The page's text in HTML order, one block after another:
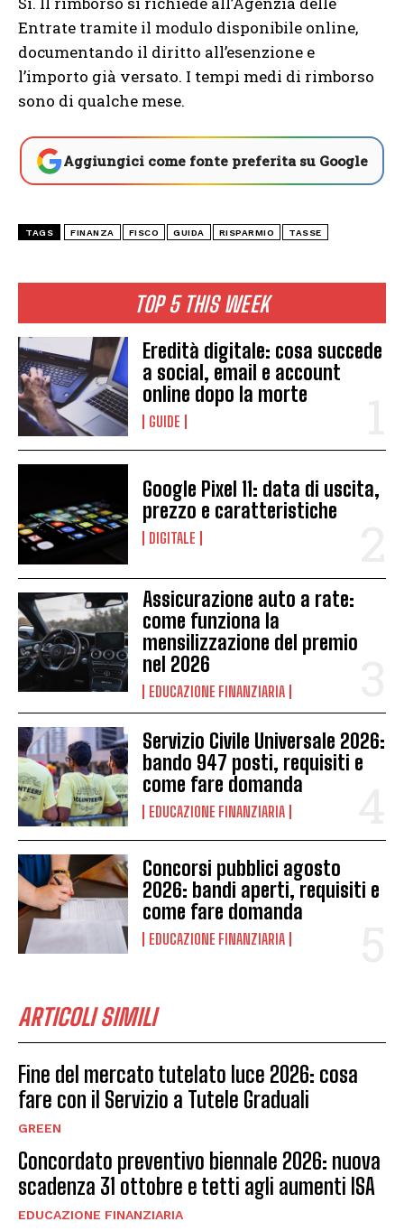
TOP 5 THIS WEEK
Eredità digitale: cosa succede
a social, email e account
online dopo la morte
GUIDE
Google Pixel 11: data di uscita,
prezzo e caratteristiche
DIGITALE
Assicurazione auto a rate:
come funziona la
mensilizzazione del premio
nel 2026
EDUCAZIONE FINANZIARIA
Servizio Civile Universale 2026:
bando 947 posti, requisiti e
come fare domanda
EDUCAZIONE FINANZIARIA
Concorsi pubblici agosto
2026: bandi aperti, requisiti e
come fare domanda
EDUCAZIONE FINANZIARIA
ARTICOLI SIMILI
Fine del mercato tutelato luce 2026: cosa
fare con il Servizio a Tutele Graduali
GREEN
Concordato preventivo biennale 2026: nuova
scadenza 31 ottobre e tetti agli aumenti ISA
EDUCAZIONE FINANZIARIA
Entrate tramite il modulo disponibile online,
documentando il diritto all’esenzione e
l’importo già versato. I tempi medi di rimborso
sono di qualche mese.
Aggiungici come fonte preferita su Google
TAGS FINANZA FISCO GUIDA RISPARMIO TASSE